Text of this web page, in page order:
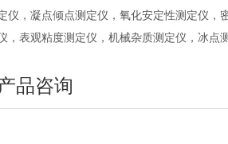
仪，凝点倾点测定仪，氧化安定性测定仪
，表观粘度测定仪，机械杂质测定仪，冰点
品咨询